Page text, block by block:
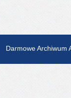
Darmowe Archiwum